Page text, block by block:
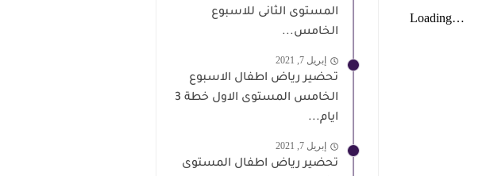
المستوى الثانى للاسبوع
الخامس...
إبريل 7, 2021
تحضير رياض اطفال الاسبوع
الخامس المستوى الاول خطة 3
ايام...
إبريل 7, 2021
تحضير رياض اطفال المستوى